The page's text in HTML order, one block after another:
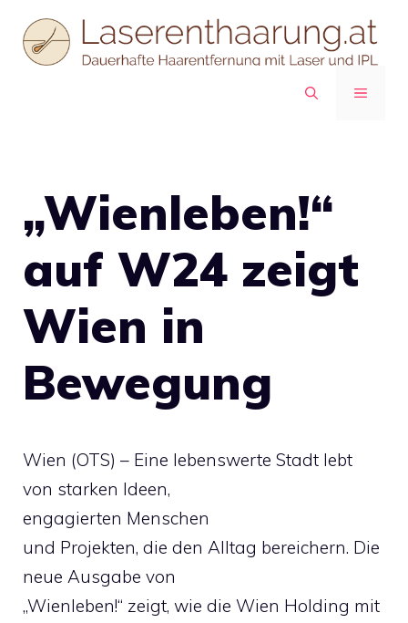
Inhalt
springen
MENÜ
„Wienleben!“
auf W24 zeigt
Wien in
Bewegung
Wien (OTS) – Eine lebenswerte Stadt lebt
von starken Ideen,
engagierten Menschen
und Projekten, die den Alltag bereichern. Die
neue Ausgabe von
„Wienleben!“ zeigt, wie die Wien Holding mit